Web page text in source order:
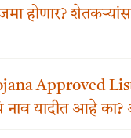
होणार?
Approved
नाव यादीत आहे